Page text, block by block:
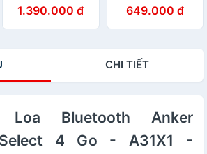
GiaPhucStore |
Hàng Chính Hãng
1.390.000 đ
A31X1 - Hàng
chính hãng
649.000 đ
CHI TIẾT
Bluetooth Anker
Select 4 Go - A31X1 -